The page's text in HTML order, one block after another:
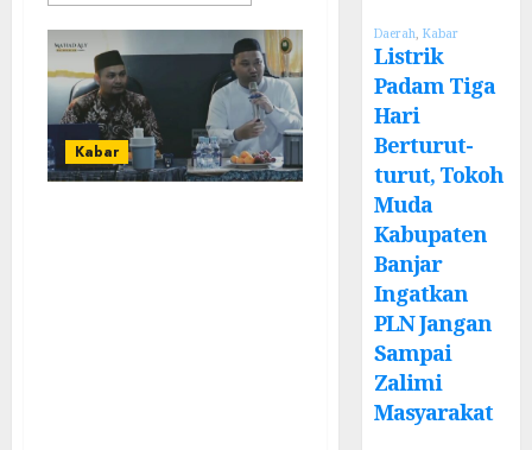
Kabar
Daerah ,Kabar
Listrik
Padam Tiga
Hari
Berturut-
turut, Tokoh
Muda
Kabupaten
Banjar
Ingatkan
PLN Jangan
Sampai
Zalimi
Masyarakat